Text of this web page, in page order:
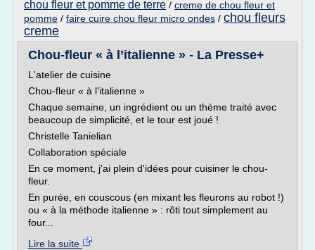
chou fleur et pomme de terre / creme de chou fleur et
pomme / faire cuire chou fleur micro ondes / chou fleurs
creme
Chou-fleur « à l’italienne » - La Presse+
L'atelier de cuisine
Chou-fleur « à l'italienne »
Chaque semaine, un ingrédient ou un thème traité avec
beaucoup de simplicité, et le tour est joué !
Christelle Tanielian
Collaboration spéciale
En ce moment, j'ai plein d'idées pour cuisiner le chou-
fleur.
En purée, en couscous (en mixant les fleurons au robot !)
ou « à la méthode italienne » : rôti tout simplement au
four...
Lire la suite